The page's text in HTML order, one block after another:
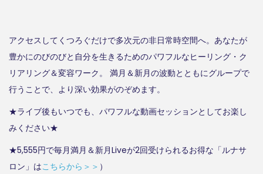
¥
5
,
5
5
¥
アクセスしてくつろぐだけで多次元の非日常時空間へ。あなたが
豊かにのびのびと自分を生きるためのパワフルなヒーリング・ク
リアリング＆変容ワーク。 満月＆新月の波動とともにグループで
行うことで、より深い効果がのぞめます。
★ライブ後もいつでも、パワフルな動画セッションとしてお楽し
みください★
★5,555円で毎月満月＆新月Liveが2回受けられるお得な「ルナサ
ロン」はこちらから＞＞ ）